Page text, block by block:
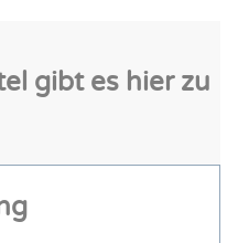
gibt es hier zu